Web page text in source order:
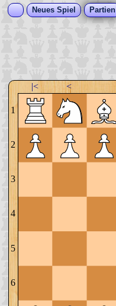
Neues Spiel Partien
|< <
1
2
3
4
5
6